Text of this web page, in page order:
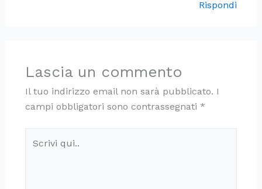
Rispondi
Lascia un commento
Il tuo indirizzo email non sarà pubblicato. I
campi obbligatori sono contrassegnati *
qui..